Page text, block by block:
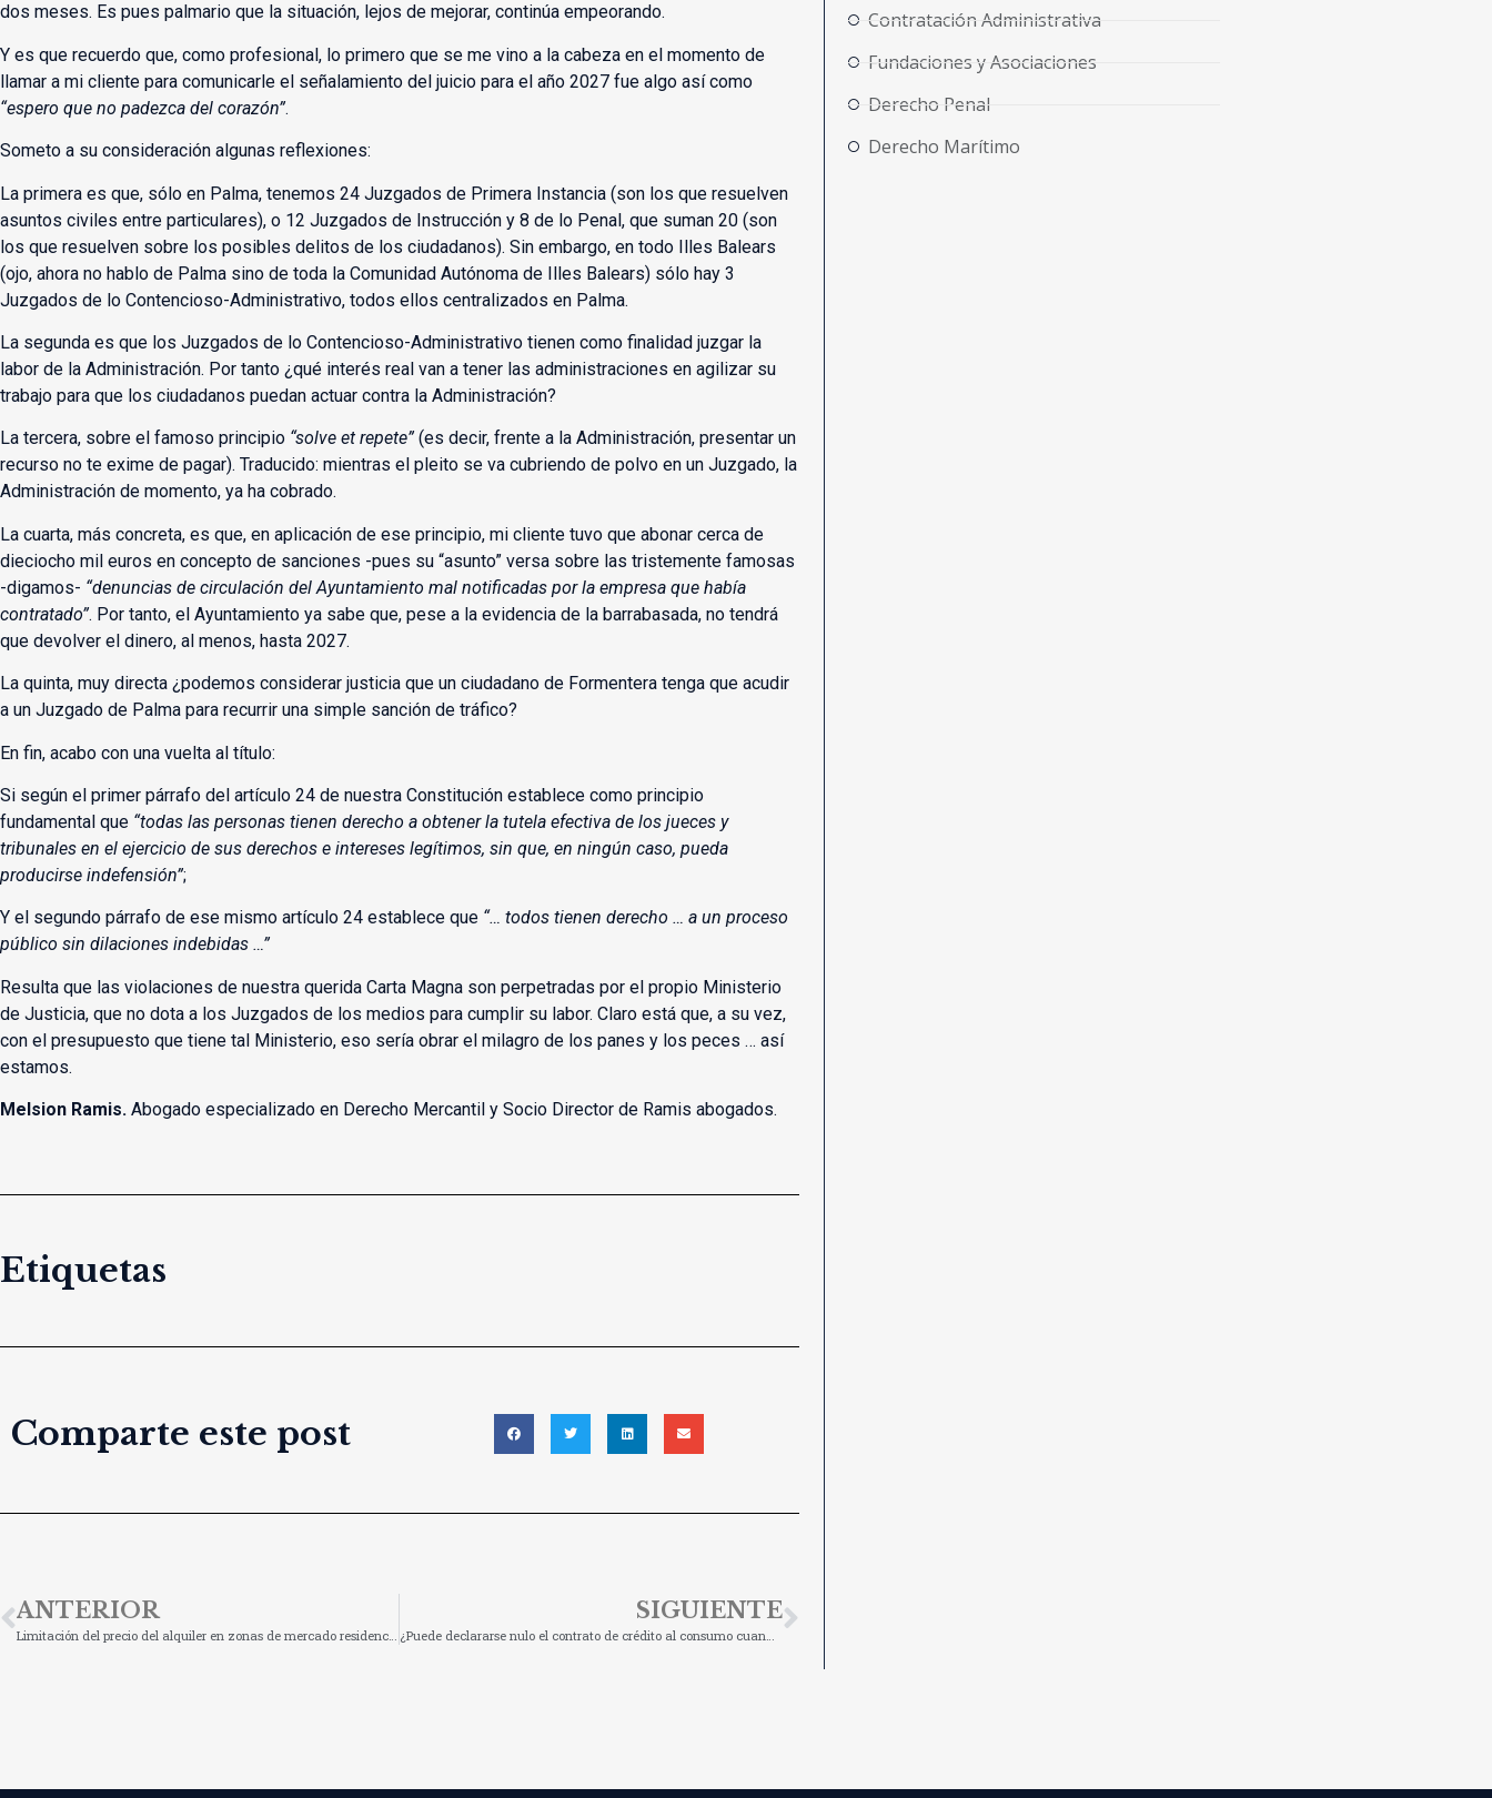
dos meses. Es pues palmario que la situación, lejos de mejorar, continúa empeorando.
Y es que recuerdo que, como profesional, lo primero que se me vino a la cabeza en el momento de
llamar a mi cliente para comunicarle el señalamiento del juicio para el año 2027 fue algo así como
“espero que no padezca del corazón”.
Someto a su consideración algunas reflexiones:
La primera es que, sólo en Palma, tenemos 24 Juzgados de Primera Instancia (son los que resuelven
asuntos civiles entre particulares), o 12 Juzgados de Instrucción y 8 de lo Penal, que suman 20 (son
los que resuelven sobre los posibles delitos de los ciudadanos). Sin embargo, en todo Illes Balears
(ojo, ahora no hablo de Palma sino de toda la Comunidad Autónoma de Illes Balears) sólo hay 3
Juzgados de lo Contencioso-Administrativo, todos ellos centralizados en Palma.
La segunda es que los Juzgados de lo Contencioso-Administrativo tienen como finalidad juzgar la
labor de la Administración. Por tanto ¿qué interés real van a tener las administraciones en agilizar su
trabajo para que los ciudadanos puedan actuar contra la Administración?
La tercera, sobre el famoso principio “solve et repete”(es decir, frente a la Administración, presentar un
recurso no te exime de pagar). Traducido: mientras el pleito se va cubriendo de polvo en un Juzgado, la
Administración de momento, ya ha cobrado.
La cuarta, más concreta, es que, en aplicación de ese principio, mi cliente tuvo que abonar cerca de
dieciocho mil euros en concepto de sanciones -pues su “asunto” versa sobre las tristemente famosas
-digamos- “denuncias de circulación del Ayuntamiento mal notificadas por la empresa que había
contratado”. Por tanto, el Ayuntamiento ya sabe que, pese a la evidencia de la barrabasada, no tendrá
que devolver el dinero, al menos, hasta 2027.
La quinta, muy directa ¿podemos considerar justicia que un ciudadano de Formentera tenga que acudir
a un Juzgado de Palma para recurrir una simple sanción de tráfico?
En fin, acabo con una vuelta al título:
Si según el primer párrafo del artículo 24 de nuestra Constitución establece como principio
fundamental que “todas las personas tienen derecho a obtener la tutela efectiva de los jueces y
tribunales en el ejercicio de sus derechos e intereses legítimos, sin que, en ningún caso, pueda
producirse indefensión”;
Y el segundo párrafo de ese mismo artículo 24 establece que “… todos tienen derecho … a un proceso
público sin dilaciones indebidas …”
Resulta que las violaciones de nuestra querida Carta Magna son perpetradas por el propio Ministerio
de Justicia, que no dota a los Juzgados de los medios para cumplir su labor. Claro está que, a su vez,
con el presupuesto que tiene tal Ministerio, eso sería obrar el milagro de los panes y los peces … así
estamos.
Melsion Ramis. Abogado especializado en Derecho Mercantil y Socio Director de Ramis abogados.
Etiquetas
Comparte este post
ANTERIOR
Limitación del precio del alquiler en zonas de mercado residencial tensionado: ya disponible el sistema de referencia de precios de alquiler de vivienda
SIGUIENTE
¿Puede declararse nulo el contrato de crédito al consumo cuando el prestamista ha incumplido la obligación de evaluar la solvencia del consumidor?
Contratación Administrativa
Fundaciones y Asociaciones
Derecho Penal
Derecho Marítimo